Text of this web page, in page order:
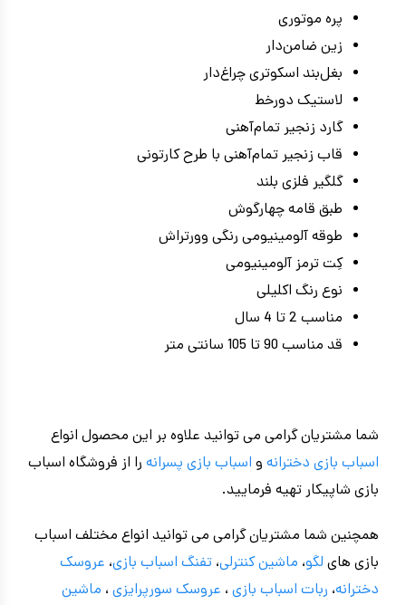
پره موتوری
زین ضامن‌دار
بغل‌بند اسکوتر‌ی چراغ‌دار
لاستیک دورخط
گارد زنجیر تمام‌آهنی
قاب زنجیر تمام‌آهنی با طرح کارتونی
گلگیر فلزی بلند
طبق قامه چهارگوش
طوقه آلومینیومی رنگی وورتراش
کِت ترمز آلومینیومی
نوع رنگ اکلیلی
مناسب 2 تا 4 سال
قد مناسب 90 تا 105 سانتی متر
شما مشتریان گرامی می توانید علاوه بر این محصول انواع
اسباب بازی دخترانه و اسباب بازی پسرانه را از فروشگاه اسباب
بازی شاپیکار تهیه فرمایید.
همچنین شما مشتریان گرامی می توانید انواع مختلف اسباب
بازی های لگو، ماشین کنترلی، تفنگ اسباب بازی، عروسک
دخترانه، ربات اسباب بازی ، عروسک سورپرایزی ، ماشین